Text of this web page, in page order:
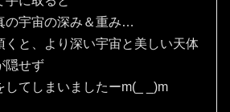
の宇宙の深み＆重み…
くと、より深い宇宙と美しい天体
隠せず
してしまいましたーm(_ _)m